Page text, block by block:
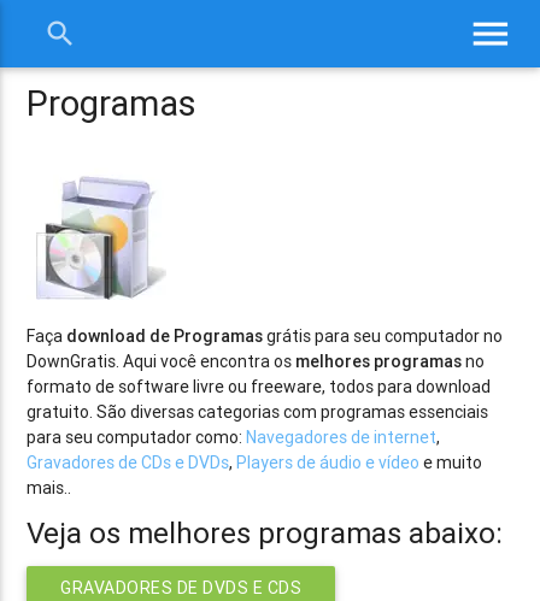
menu
search
Programas
Faça download de Programasgrátis para seu computador no
DownGratis. Aqui você encontra os melhores programasno
formato de software livre ou freeware, todos para download
gratuito. São diversas categorias com programas essenciais
para seu computador como:Navegadores de internet,
Gravadores de CDs e DVDs,Players de áudio e vídeo e muito
mais..
Veja os melhores programas abaixo:
GRAVADORES DE DVDS E CDS